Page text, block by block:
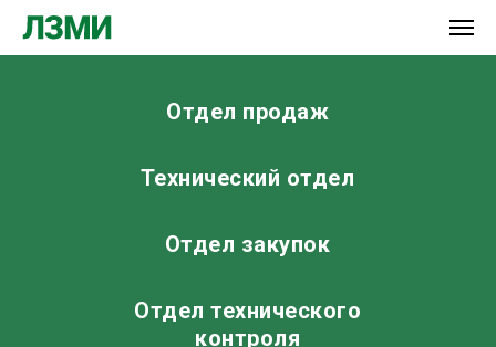
Технический отдел
Отдел продаж
Отдел закупок
Отдел технического
контроля